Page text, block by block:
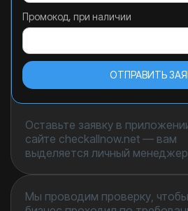
Промокод, при наличии
Оставьте заявку в
сайте checkallnow.net — вам
выделяется личный менеджер
Мы проводим проверку,